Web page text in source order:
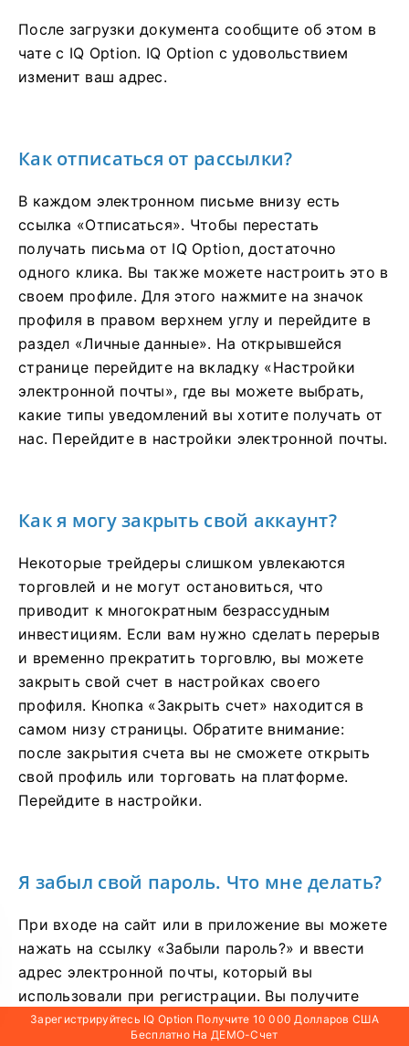
После загрузки документа сообщите об этом в
чате с IQ Option. IQ Option с удовольствием
изменит ваш адрес.
Как отписаться от рассылки?
В каждом электронном письме внизу есть
ссылка «Отписаться». Чтобы перестать
получать письма от IQ Option, достаточно
одного клика. Вы также можете настроить это в
своем профиле. Для этого нажмите на значок
профиля в правом верхнем углу и перейдите в
раздел «Личные данные». На открывшейся
странице перейдите на вкладку «Настройки
электронной почты», где вы можете выбрать,
какие типы уведомлений вы хотите получать от
нас. Перейдите в настройки электронной почты.
Как я могу закрыть свой аккаунт?
Некоторые трейдеры слишком увлекаются
торговлей и не могут остановиться, что
приводит к многократным безрассудным
инвестициям. Если вам нужно сделать перерыв
и временно прекратить торговлю, вы можете
закрыть свой счет в настройках своего
профиля. Кнопка «Закрыть счет» находится в
самом низу страницы. Обратите внимание:
после закрытия счета вы не сможете открыть
свой профиль или торговать на платформе.
Перейдите в настройки.
Я забыл свой пароль. Что мне делать?
При входе на сайт или в приложение вы можете
нажать на ссылку «Забыли пароль?» и ввести
адрес электронной почты, который вы
использовали при регистрации. Вы получите
электронное письмо со ссылкой для установки
Зарегистрируйтесь IQ Option Получите 10 000 Долларов США
Бесплатно На ДЕМО-Счет